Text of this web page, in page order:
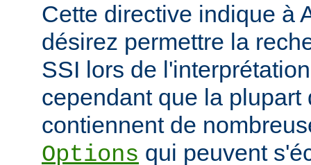
Cette directive indique à
désirez permettre la
SSI lors de
cependant que la
contiennent de
Options qui peuvent